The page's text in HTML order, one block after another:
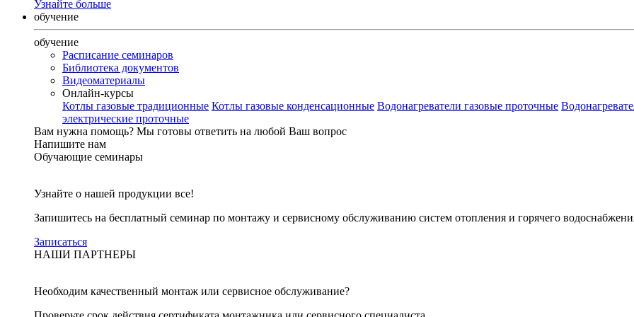
Узнайте больше
обучение
обучение
Расписание семинаров
Библиотека документов
Видеоматериалы
Онлайн-курсы
Котлы газовые традиционные Котлы газовые конденсационные Водонагреватели газовые проточные
электрические проточные
Вам нужна помощь? Мы готовы ответить на любой Ваш вопрос
Напишите нам
Обучающие семинары
Узнайте о нашей продукции все!
Запишитесь на бесплатный семинар по монтажу и сервисному обслуживанию систем отопления и горячего
Записаться
НАШИ ПАРТНЕРЫ
Необходим качественный монтаж или сервисное обслуживание?